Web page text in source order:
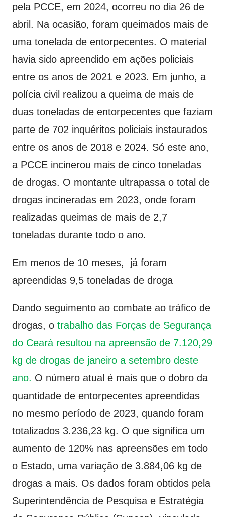
pela PCCE, em 2024, ocorreu no dia 26 de
abril. Na ocasião, foram queimados mais de
uma tonelada de entorpecentes. O material
havia sido apreendido em ações policiais
entre os anos de 2021 e 2023. Em junho, a
polícia civil realizou a queima de mais de
duas toneladas de entorpecentes que faziam
parte de 702 inquéritos policiais instaurados
entre os anos de 2018 e 2024. Só este ano,
a PCCE incinerou mais de cinco toneladas
de drogas. O montante ultrapassa o total de
drogas incineradas em 2023, onde foram
realizadas queimas de mais de 2,7
toneladas durante todo o ano.
Em menos de 10 meses, já foram
apreendidas 9,5 toneladas de droga
Dando seguimento ao combate ao tráfico de
drogas, o trabalho das Forças de Segurança
do Ceará resultou na apreensão de 7.120,29
kg de drogas de janeiro a setembro deste
ano. O número atual é mais que o dobro da
quantidade de entorpecentes apreendidas
no mesmo período de 2023, quando foram
totalizados 3.236,23 kg. O que significa um
aumento de 120% nas apreensões em todo
o Estado, uma variação de 3.884,06 kg de
drogas a mais. Os dados foram obtidos pela
Superintendência de Pesquisa e Estratégia